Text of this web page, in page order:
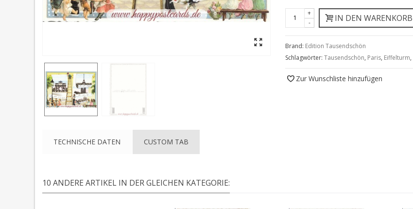
-
+ IN DEN WARENKORB
Brand: Edition Tausendschön
Schlagwörter: Tausendschön, Paris, Eiffelturm,
Zur Wunschliste hinzufügen
TECHNISCHE DATEN CUSTOM TAB
10 ANDERE ARTIKEL IN DER GLEICHEN KATEGORIE: